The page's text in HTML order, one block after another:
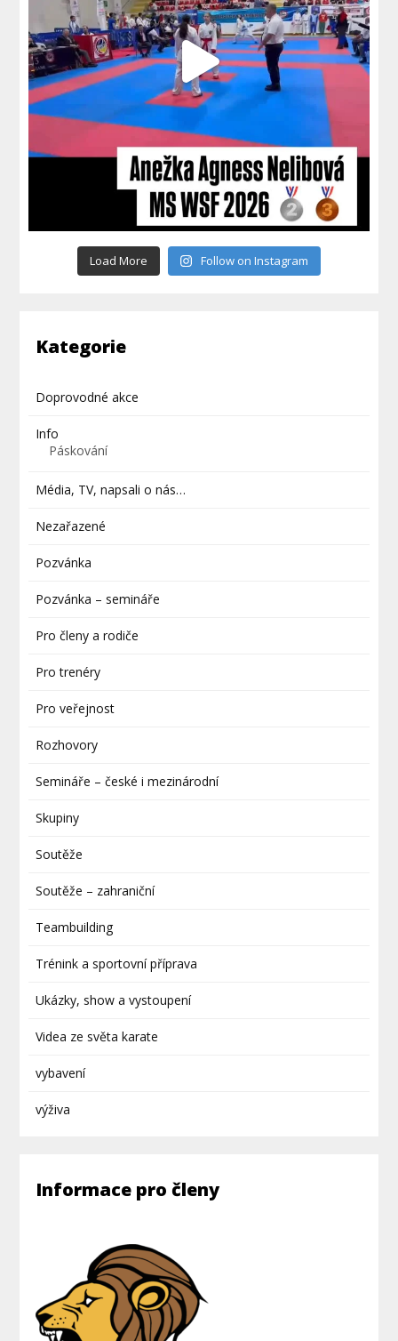
Load More Follow on Instagram
Kategorie
Doprovodné akce
Info
Páskování
Média, TV, napsali o nás…
Nezařazené
Pozvánka
Pozvánka – semináře
Pro členy a rodiče
Pro trenéry
Pro veřejnost
Rozhovory
Semináře – české i mezinárodní
Skupiny
Soutěže
Soutěže – zahraniční
Teambuilding
Trénink a sportovní příprava
Ukázky, show a vystoupení
Videa ze světa karate
vybavení
výživa
Informace pro členy